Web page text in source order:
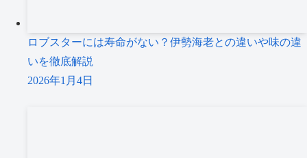
ロブスターには寿命がない？伊勢海老との違いや味の違
いを徹底解説
2026年1月4日